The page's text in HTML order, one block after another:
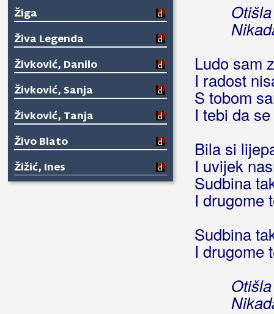
Žiga
Živa Legenda
Živković, Danilo
Živković, Sanja
Živković, Tanja
Živo Blato
Žižić, Ines
Ludo sam
I radost
S tobom
I tebi da
Bila si
I uvijek
Sudbina
I drugome
Sudbina
I drugome